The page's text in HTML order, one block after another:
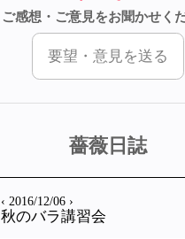
ご感想・ご意見をお聞かせく
要望・意見を送る
薔薇日誌
‹ 2016/12/06 ›
秋のバラ講習会